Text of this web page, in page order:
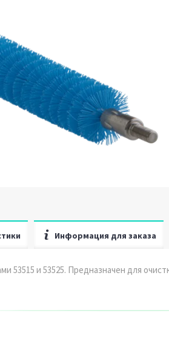
Информация для заказа
53515 и 53525. Предназначен для